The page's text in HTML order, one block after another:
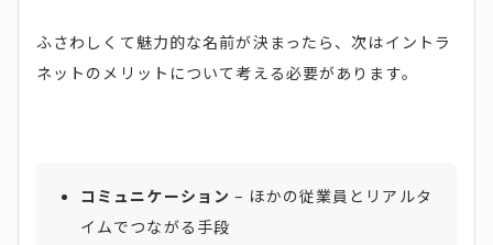
ふさわしくて魅力的な名前が決まったら、次はイントラ
ネットのメリットについて考える必要があります。
コミュニケーション – ほかの従業員とリアルタ
イムでつながる手段